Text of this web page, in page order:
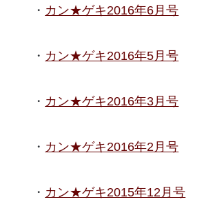
カン★ゲキ2016年6月号
カン★ゲキ2016年5月号
カン★ゲキ2016年3月号
カン★ゲキ2016年2月号
カン★ゲキ2015年12月号